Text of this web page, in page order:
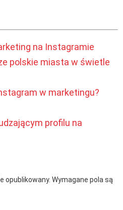
na Instagramie
polskie miasta w świetle
w marketingu?
profilu na
opublikowany. Wymagane pola są